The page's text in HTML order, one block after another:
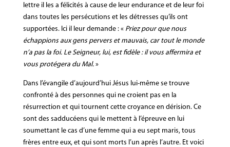
lettre il les a félicités à cause de leur endurance et de leur foi
dans toutes les persécutions et les détresses qu’ils ont
supportées. Ici il leur demande : « Priez pour que nous
échappions aux gens pervers et mauvais, car tout le monde
n’a pas la foi. Le Seigneur, lui, est fidèle : il vous affermira et
vous protégera du Mal.»
Dans l’évangile d’aujourd’hui Jésus lui-même se trouve
confronté à des personnes qui ne croient pas en la
résurrection et qui tournent cette croyance en dérision. Ce
sont des sadducéens qui le mettent à l’épreuve en lui
soumettant le cas d’une femme qui a eu sept maris, tous
frères entre eux, et qui sont morts l’un après l’autre. Et voici